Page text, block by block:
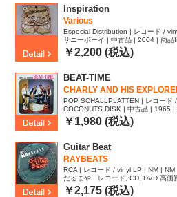
Inspiration
Various
Especial Distribution | レコード /
サニーボーイ | 中古品 | 2004 | 商品
￥2,200 (税込)
BEAT-TIME
CHARLY AND HIS
POP SCHALLPLATTEN | レコード
COCONUTS DISK | 中古品 | 1965
￥1,980 (税込)
Guitar Beat
RAYBEATS
RCA | レコード / vinyl LP | NM | NM
だるまや レコード, CD, DVD 高価
ID:1639272
￥2,175 (税込)